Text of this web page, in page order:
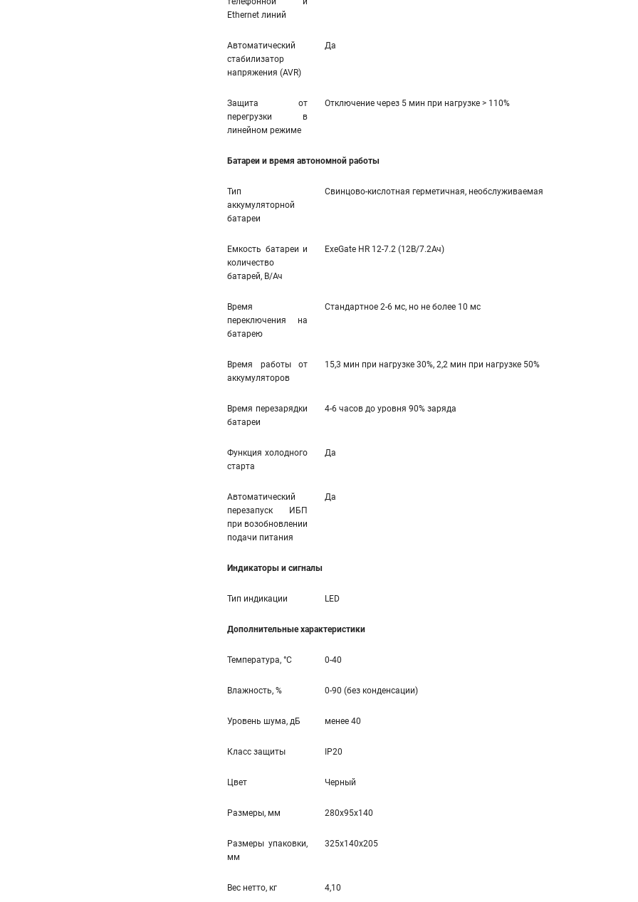
Ethernet линий
Автоматический
стабилизатор
напряжения (AVR)
Да
Защита от
перегрузки в
линейном режиме
Отключение через 5 мин при нагрузке > 110%
Батареи и время автономной работы
Тип
аккумуляторной
батареи
Свинцово-кислотная герметичная, необслуживаемая
Емкость батареи и
количество
батарей, В/Ач
ExeGate HR 12-7.2 (12В/7.2Ач)
Время
переключения на
батарею
Стандартное 2-6 мс, но не более 10 мс
Время работы от
аккумуляторов
15,3 мин при нагрузке 30%, 2,2 мин при нагрузке 50%
Время перезарядки
батареи
4-6 часов до уровня 90% заряда
Функция холодного
старта
Да
Автоматический
перезапуск ИБП
при возобновлении
подачи питания
Да
Индикаторы и сигналы
Тип индикации LED
Дополнительные характеристики
Температура, °С 0-40
Влажность, % 0-90 (без конденсации)
Уровень шума, дБ менее 40
Класс защиты IP20
Цвет Черный
Размеры, мм 280x95x140
Размеры упаковки,
мм
325x140x205
Вес нетто, кг 4,10